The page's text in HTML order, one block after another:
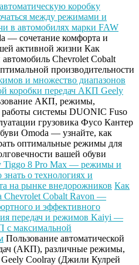
коробку
между режимами и
в автомобилях марки FAW
— сочетание комфорта и
активной жизни Как
Chevrolet Cobalt
производительности
и множество диапазонов
коробки передач АКП Geely
АКП, режимы,
системы DUONIC Fuso
грузовика Фусо Кантер
Omoda — узнайте, как
оптимальные режимы для
вашей обуви
Tiggo 8 Pro Max — режимы и
о технологиях и
на рынке внедорожников Как
Cobalt Ravon —
и эффективного
передач и режимов Kaiyi —
с максимальной
Пользование автоматической
(АКП), различные режимы,
Coolray (Джили Кулрей